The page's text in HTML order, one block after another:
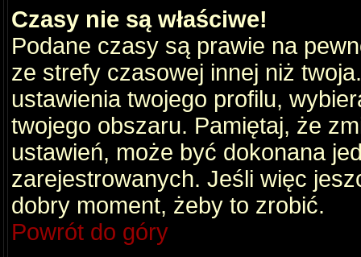
Czasy nie są właściwe!
Podane czasy są prawie na
ze strefy czasowej innej niż
ustawienia twojego profilu,
twojego obszaru. Pamiętaj, że
ustawień, może być dokonana
zarejestrowanych. Jeśli więc
dobry moment, żeby to zrobić.
Powrót do góry